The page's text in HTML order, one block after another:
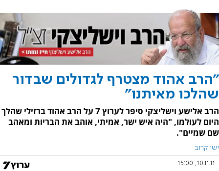
"הרב אהוד מצטרף לגדולים שבדור
שהלכו מאיתנו"
הרב אלישע וישליצקי סיפר לערוץ 7 על הרב אהוד ברזילי שהלך
היום לעולמו, "היה איש ישר, אמיתי, אוהב את הבריות ומאהב
שם שמיים".
ישי קרוב
10.11.11, 15:00